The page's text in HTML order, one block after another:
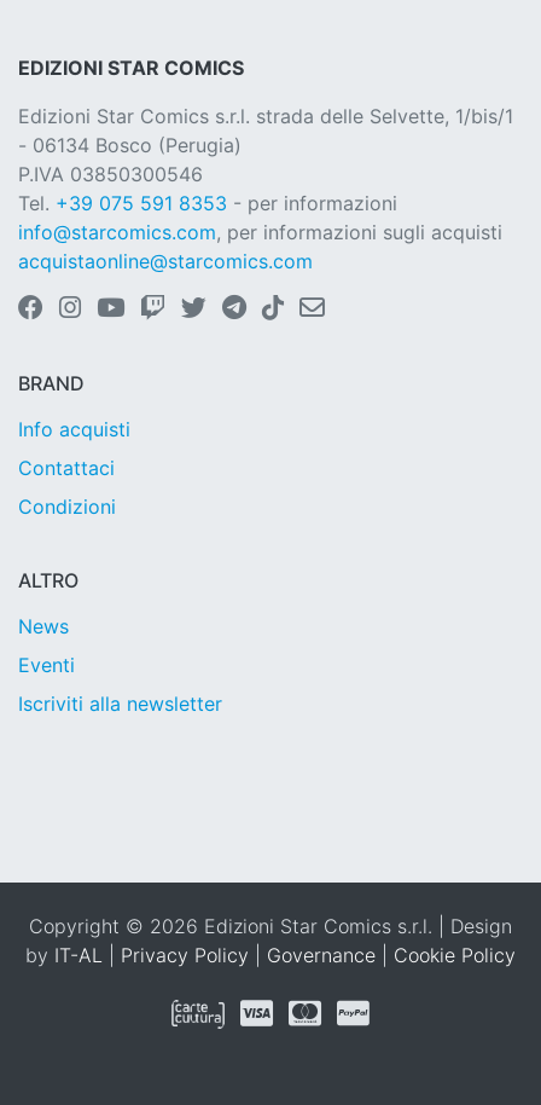
EDIZIONI STAR COMICS
Edizioni Star Comics s.r.l. strada delle Selvette, 1/bis/1
- 06134 Bosco (Perugia)
P.IVA 03850300546
Tel. +39 075 591 8353 - per informazioni
info@starcomics.com, per informazioni sugli acquisti
acquistaonline@starcomics.com
BRAND
Info acquisti
Contattaci
Condizioni
ALTRO
News
Eventi
Iscriviti alla newsletter
Copyright © 2026 Edizioni Star Comics s.r.l. | Design
by IT-AL Privacy Policy Governance Cookie Policy